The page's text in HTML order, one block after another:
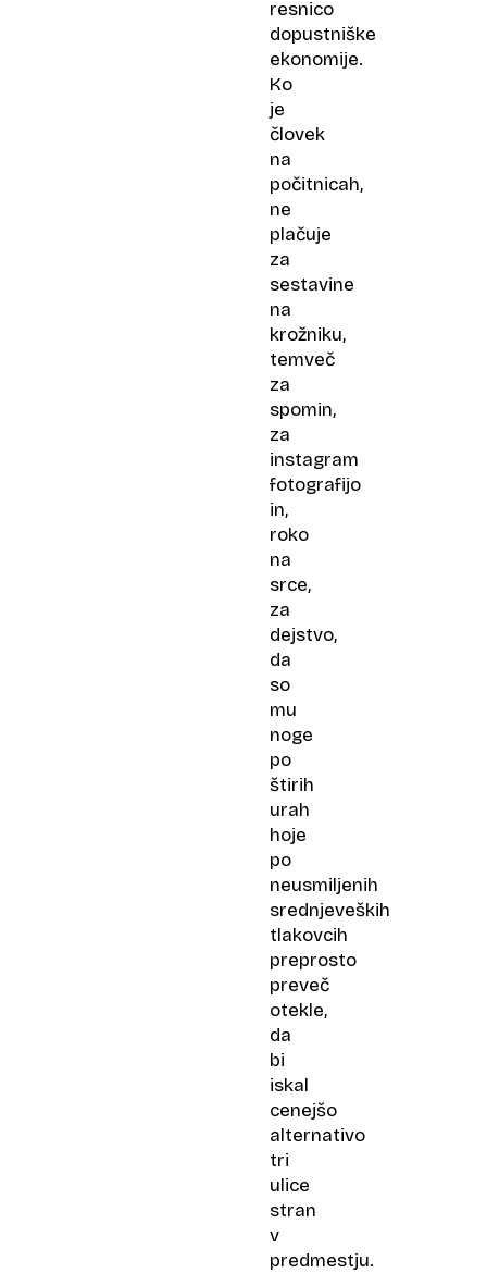
resnico
dopustniške
ekonomije.
Ko
je
človek
na
počitnicah,
ne
plačuje
za
sestavine
na
krožniku,
temveč
za
spomin,
za
instagram
fotografijo
in,
roko
na
srce,
za
dejstvo,
da
so
mu
noge
po
štirih
urah
hoje
po
neusmiljenih
srednjeveških
tlakovcih
preprosto
preveč
otekle,
da
bi
iskal
cenejšo
alternativo
tri
ulice
stran
v
predmestju.